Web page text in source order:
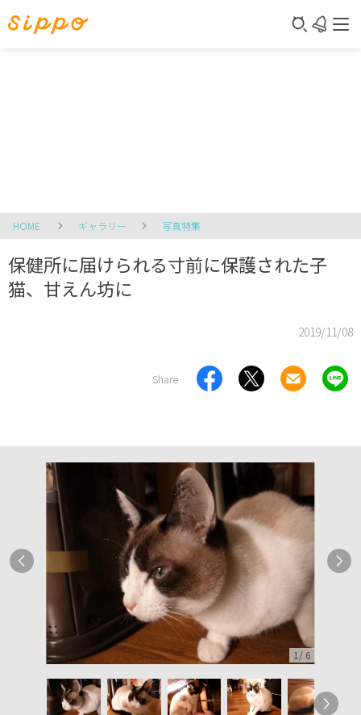
HOME ギャラリー 写真特集
保健所に届けられる寸前に保護された子
猫、甘えん坊に
2019/11/08
Share
1 / 6